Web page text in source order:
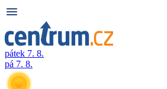
pátek 7. 8.
pá 7. 8.